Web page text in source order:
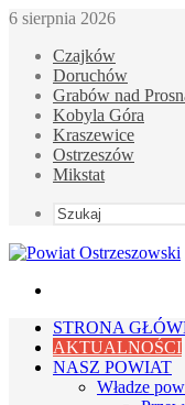
6 sierpnia 2026
Czajków
Doruchów
Grabów nad
Kobyla Góra
Kraszewice
Ostrzeszów
Mikstat
STRONA
AKTUALNOŚCI
NASZ POWIAT
Władze